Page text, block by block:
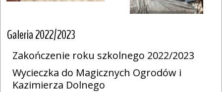
Galeria 2022/2023
Zakończenie roku szkolnego 2022/2023
Wycieczka do Magicznych Ogrodów i
Kazimierza Dolnego